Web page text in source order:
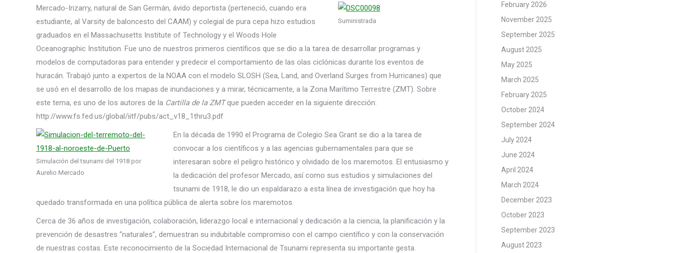
Suministrada
Mercado-Irizarry, natural de San Germán, ávido deportista (perteneció, cuando era
estudiante, al Varsity de baloncesto del CAAM) y colegial de pura cepa hizo estudios
graduados en el Massachusetts Institute of Technology y el Woods Hole
Oceanographic Institution. Fue uno de nuestros primeros científicos que se dio a la tarea de desarrollar programas y
modelos de computadoras para entender y predecir el comportamiento de las olas ciclónicas durante los eventos de
huracán. Trabajó junto a expertos de la NOAA con el modelo SLOSH (Sea, Land, and Overland Surges from Hurricanes) que
se usó en el desarrollo de los mapas de inundaciones y a mirar, técnicamente, a la Zona Marítimo Terrestre (ZMT). Sobre
este tema, es uno de los autores de la Cartilla de la ZMTque pueden acceder en la siguiente dirección:
http://www.fs.fed.us/global/iitf/pubs/act_v18_1thru3.pdf
Simulación del tsunami del 1918 por
Aurelio Mercado
En la década de 1990 el Programa de Colegio Sea Grant se dio a la tarea de
convocar a los científicos y a las agencias gubernamentales para que se
interesaran sobre el peligro histórico y olvidado de los maremotos. El entusiasmo y
la dedicación del profesor Mercado, así como sus estudios y simulaciones del
tsunami de 1918, le dio un espaldarazo a esta línea de investigación que hoy ha
quedado transformada en una política pública de alerta sobre los maremotos.
Cerca de 36 años de investigación, colaboración, liderazgo local e internacional y dedicación a la ciencia, la planificación y la
prevención de desastres “naturales”, demuestran su indubitable compromiso con el campo científico y con la conservación
de nuestras costas. Este reconocimiento de la Sociedad Internacional de Tsunami representa su importante gesta.
February 2026
November 2025
September 2025
August 2025
May 2025
March 2025
February 2025
October 2024
September 2024
July 2024
June 2024
April 2024
March 2024
December 2023
October 2023
September 2023
August 2023